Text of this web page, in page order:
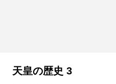
天皇の歴史 3